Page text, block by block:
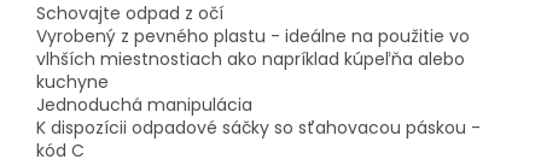
Schovajte odpad z očí
Vyrobený z pevného plastu - ideálne na použitie vo
vlhších miestnostiach ako napríklad kúpeľňa alebo
kuchyne
Jednoduchá manipulácia
K dispozícii odpadové sáčky so sťahovacou páskou -
kód C